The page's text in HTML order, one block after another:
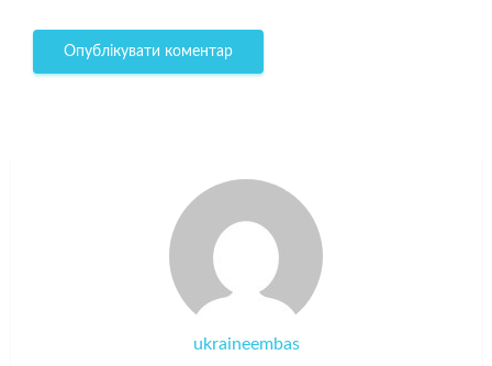
ukraineembas